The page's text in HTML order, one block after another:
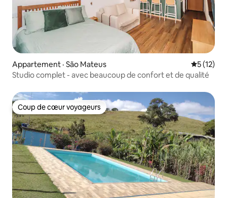
Appartement · São Mateus Note
5 (12)
Studio complet - avec beaucoup de confort et de qualité
Coup de cœur voyageurs
Coup de cœur voyageurs